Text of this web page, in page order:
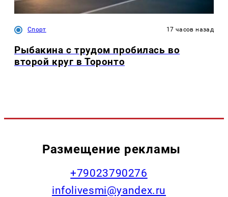
Спорт 17 часов назад
Рыбакина с трудом пробилась во
второй круг в Торонто
Размещение рекламы
+79023790276
infolivesmi@yandex.ru